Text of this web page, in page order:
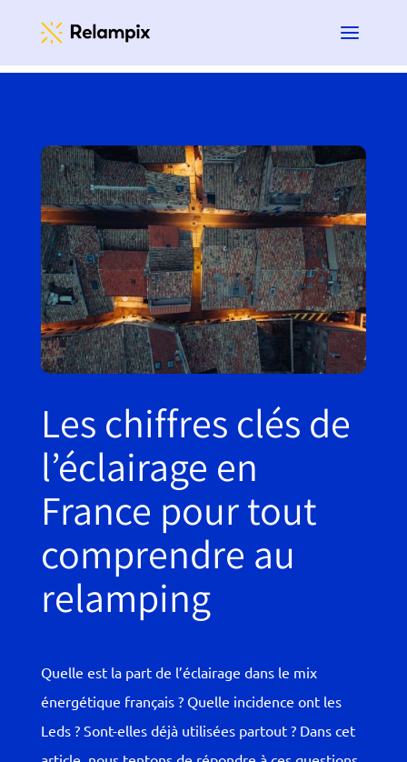
Les chiffres clés de
l’éclairage en
France pour tout
comprendre au
relamping
Quelle est la part de l’éclairage dans le mix
énergétique français ? Quelle incidence ont les
Leds ? Sont-elles déjà utilisées partout ? Dans cet